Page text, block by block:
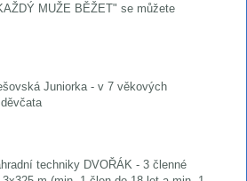
MUŽE BĚŽET" se můžete
Juniorka - v 7 věkových
techniky DVOŘÁK - 3 členné